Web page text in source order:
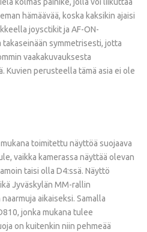
kolmas painike, jolla voi liikuttaa
hämäävää, koska kaksikin ajaisi
joysctikit ja AF-ON-
symmetrisesti, jotta
vaakakuvauksesta
Kuvien perusteella tämä asia ei ole
toimitettu näyttöä suojaava
vaikka kamerassa näyttää olevan
taisi olla D4:ssä. Näyttö
Jyväskylän MM-rallin
aikaiseksi. Samalla
jonka mukana tulee
on kuitenkin niin pehmeää